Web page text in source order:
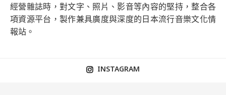
經營雜誌時，對文字、照片、影音等內容的堅持，整合各
項資源平台，製作兼具廣度與深度的日本流行音樂文化情
報站。
INSTAGRAM